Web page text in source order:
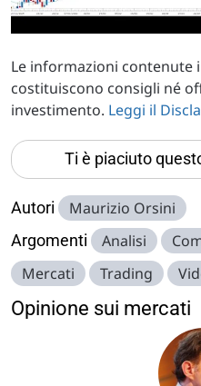
Le informazioni contenute
costituiscono consigli né
investimento. Leggi il
Ti è piaciuto
Autori Maurizio Orsini
Argomenti Analisi
Mercati
Trading
Opinione sui mercati